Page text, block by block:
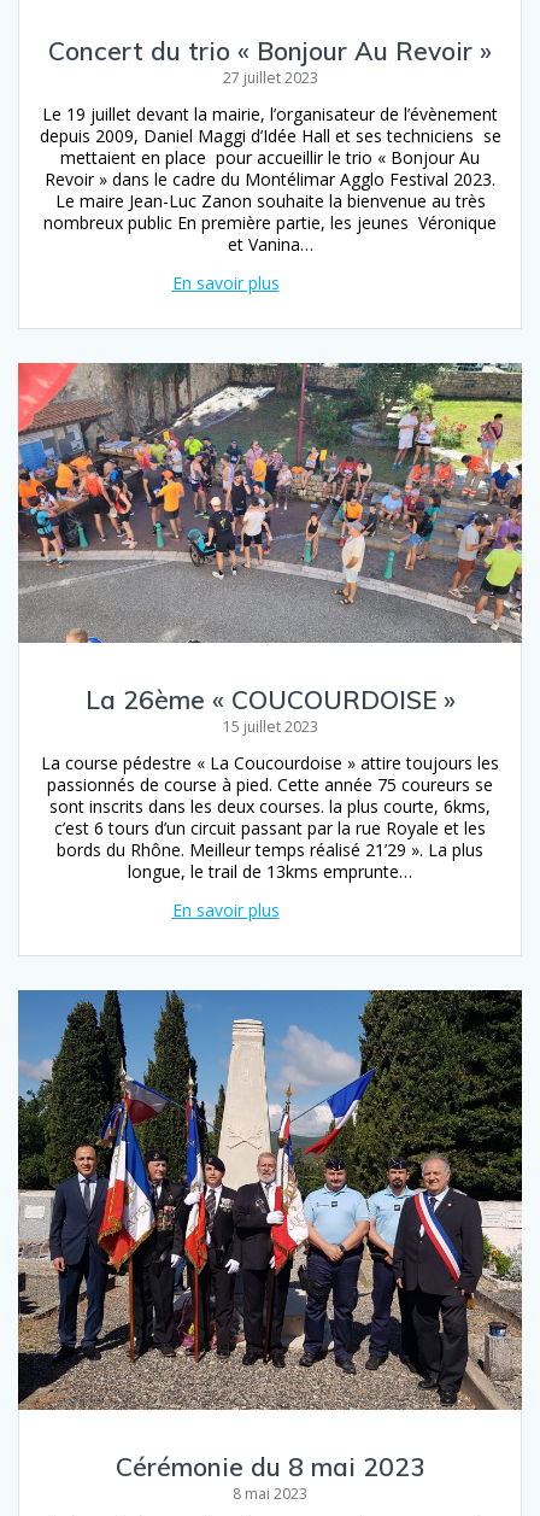
Concert du trio « Bonjour Au Revoir »
27 juillet 2023
Le 19 juillet devant la mairie, l’organisateur de l’évènement
depuis 2009, Daniel Maggi d’Idée Hall et ses techniciens se
mettaient en place pour accueillir le trio « Bonjour Au
Revoir » dans le cadre du Montélimar Agglo Festival 2023.
Le maire Jean-Luc Zanon souhaite la bienvenue au très
nombreux public En première partie, les jeunes Véronique
et Vanina…
La 26ème « COUCOURDOISE »
15 juillet 2023
La course pédestre « La Coucourdoise » attire toujours les
passionnés de course à pied. Cette année 75 coureurs se
sont inscrits dans les deux courses. la plus courte, 6kms,
c’est 6 tours d’un circuit passant par la rue Royale et les
bords du Rhône. Meilleur temps réalisé 21’29 ». La plus
longue, le trail de 13kms emprunte…
Cérémonie du 8 mai 2023
8 mai 2023